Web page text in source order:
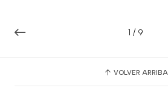
1 / 9
VOLVER ARRIBA